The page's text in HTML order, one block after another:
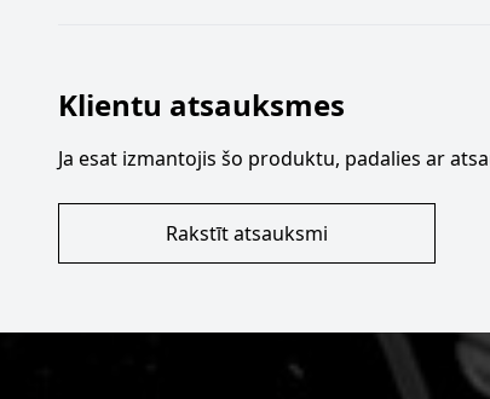
Klientu atsauksmes
Ja esat izmantojis šo produktu, padalies ar
Rakstīt atsauksmi